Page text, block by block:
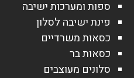
ספות ומערכות ישיבה
פינת ישיבה לסלון
כסאות משרדיים
כסאות בר
סלונים מעוצבים